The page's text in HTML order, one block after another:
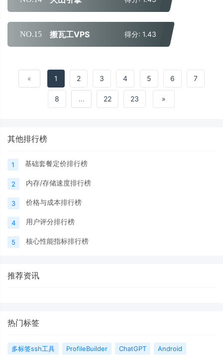
NO.15 搬瓦工VPS 得分: 1.43
« 1 2 3 4 5 6 7
8 ... 22 23 »
其他排行榜
1 基础套餐定价排行榜
2 内存/存储速度排行榜
3 价格与成本排行榜
4 用户评分排行榜
5 核心性能指标排行榜
推荐资讯
热门标签
多标签ssh工具 ProfileBuilder ChatGPT Android